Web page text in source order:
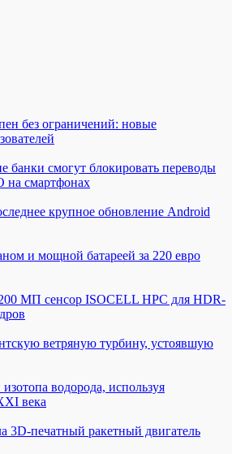
без ограничений: новые
банки смогут блокировать переводы
на смартфонах
крупное обновление Android
и мощной батареей за 220 евро
200 МП сенсор ISOCELL HPC для HDR-
ветряную турбину, устоявшую
водорода, используя
века
3D-печатный ракетный двигатель